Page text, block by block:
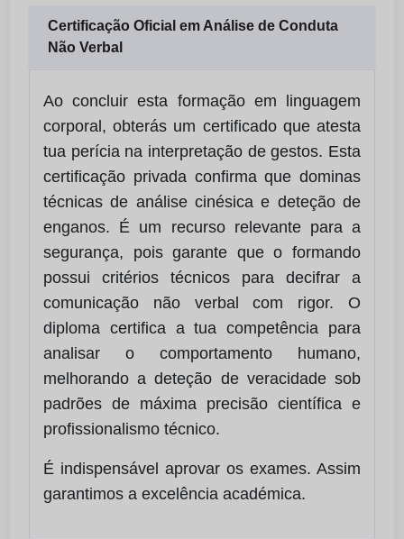
Certificação Oficial em Análise de Conduta
Não Verbal
Ao concluir esta formação em linguagem
corporal, obterás um certificado que atesta
tua perícia na interpretação de gestos. Esta
certificação privada confirma que dominas
técnicas de análise cinésica e deteção de
enganos. É um recurso relevante para a
segurança, pois garante que o formando
possui critérios técnicos para decifrar a
comunicação não verbal com rigor. O
diploma certifica a tua competência para
analisar o comportamento humano,
melhorando a deteção de veracidade sob
padrões de máxima precisão científica e
profissionalismo técnico.
É indispensável aprovar os exames. Assim
garantimos a excelência académica.